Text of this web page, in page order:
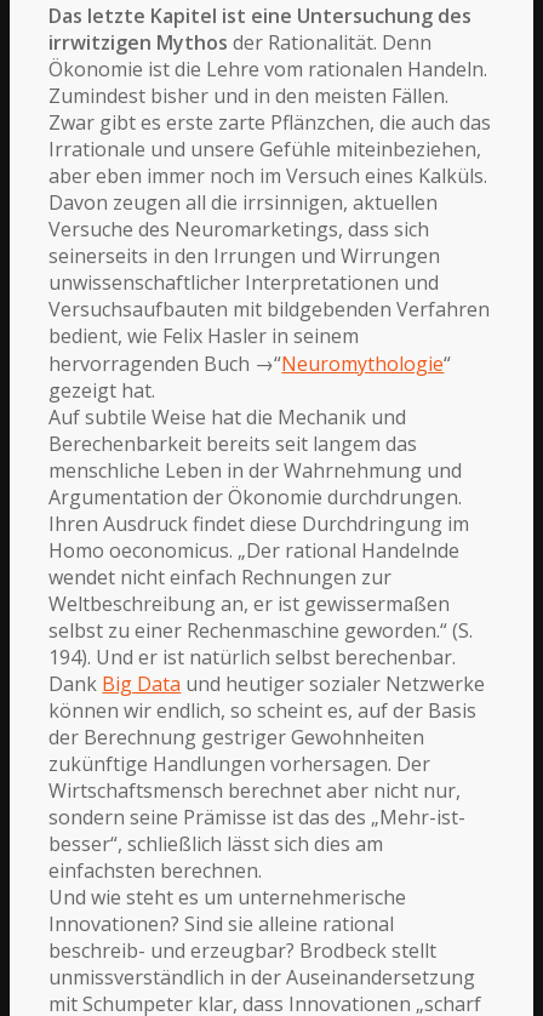
Das letzte Kapitel ist eine Untersuchung des
irrwitzigen Mythos der Rationalität. Denn
Ökonomie ist die Lehre vom rationalen Handeln.
Zumindest bisher und in den meisten Fällen.
Zwar gibt es erste zarte Pflänzchen, die auch das
Irrationale und unsere Gefühle miteinbeziehen,
aber eben immer noch im Versuch eines Kalküls.
Davon zeugen all die irrsinnigen, aktuellen
Versuche des Neuromarketings, dass sich
seinerseits in den Irrungen und Wirrungen
unwissenschaftlicher Interpretationen und
Versuchsaufbauten mit bildgebenden Verfahren
bedient, wie Felix Hasler in seinem
hervorragenden Buch →“Neuromythologie“
gezeigt hat.
Auf subtile Weise hat die Mechanik und
Berechenbarkeit bereits seit langem das
menschliche Leben in der Wahrnehmung und
Argumentation der Ökonomie durchdrungen.
Ihren Ausdruck findet diese Durchdringung im
Homo oeconomicus. „Der rational Handelnde
wendet nicht einfach Rechnungen zur
Weltbeschreibung an, er ist gewissermaßen
selbst zu einer Rechenmaschine geworden.“ (S.
194). Und er ist natürlich selbst berechenbar.
Dank Big Data und heutiger sozialer Netzwerke
können wir endlich, so scheint es, auf der Basis
der Berechnung gestriger Gewohnheiten
zukünftige Handlungen vorhersagen. Der
Wirtschaftsmensch berechnet aber nicht nur,
sondern seine Prämisse ist das des „Mehr-ist-
besser“, schließlich lässt sich dies am
einfachsten berechnen.
Und wie steht es um unternehmerische
Innovationen? Sind sie alleine rational
beschreib- und erzeugbar? Brodbeck stellt
unmissverständlich in der Auseinandersetzung
mit Schumpeter klar, dass Innovationen „scharf